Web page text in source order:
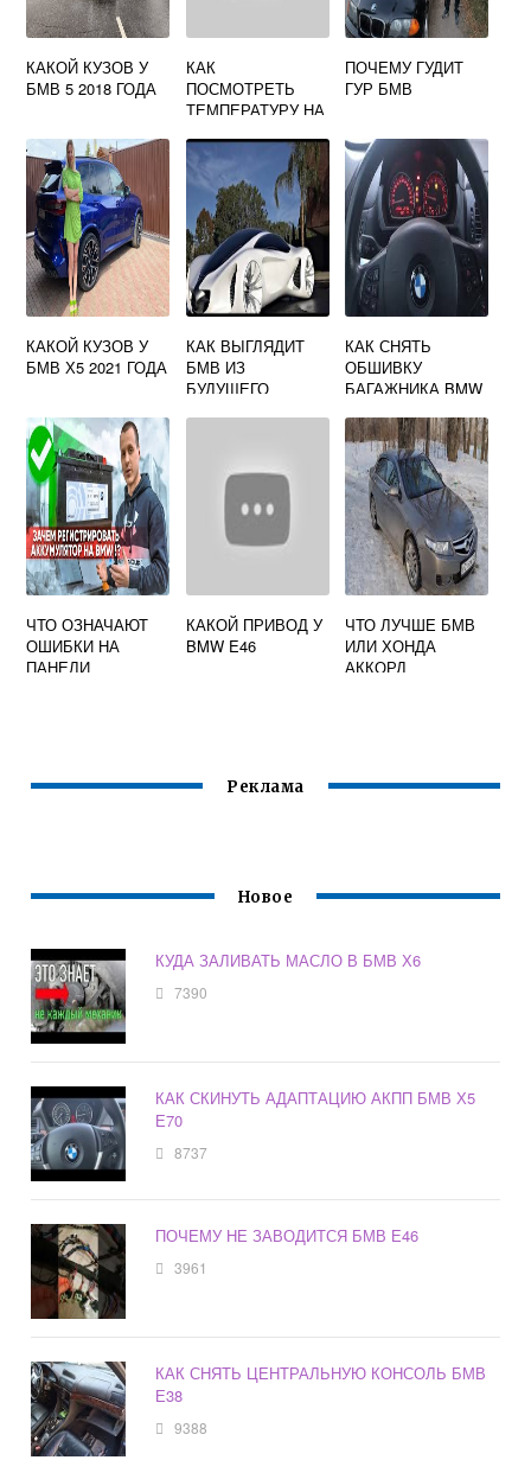
КАКОЙ КУЗОВ У
БМВ 5 2018 ГОДА
КАК
ПОСМОТРЕТЬ
ТЕМПЕРАТУРУ НА
ПОЧЕМУ ГУДИТ
ГУР БМВ
КАКОЙ КУЗОВ У
БМВ Х5 2021 ГОДА
КАК ВЫГЛЯДИТ
БМВ ИЗ
БУДУЩЕГО
КАК СНЯТЬ
ОБШИВКУ
БАГАЖНИКА BMW
ЧТО ОЗНАЧАЮТ
ОШИБКИ НА
ПАНЕЛИ
КАКОЙ ПРИВОД У
BMW E46
ЧТО ЛУЧШЕ БМВ
ИЛИ ХОНДА
АККОРД
Реклама
Новое
КУДА ЗАЛИВАТЬ МАСЛО В БМВ Х6
7390
КАК СКИНУТЬ АДАПТАЦИЮ АКПП БМВ Х5
Е70
8737
ПОЧЕМУ НЕ ЗАВОДИТСЯ БМВ Е46
3961
КАК СНЯТЬ ЦЕНТРАЛЬНУЮ КОНСОЛЬ БМВ
Е38
9388